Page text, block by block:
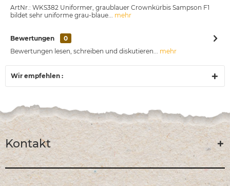
ArtNr.: WKS382 Uniformer, graublauer Crownkürbis Sampson F1
bildet sehr uniforme grau-blaue... mehr
Bewertungen
0
Bewertungen lesen, schreiben und diskutieren... mehr
Wir empfehlen :
Kontakt